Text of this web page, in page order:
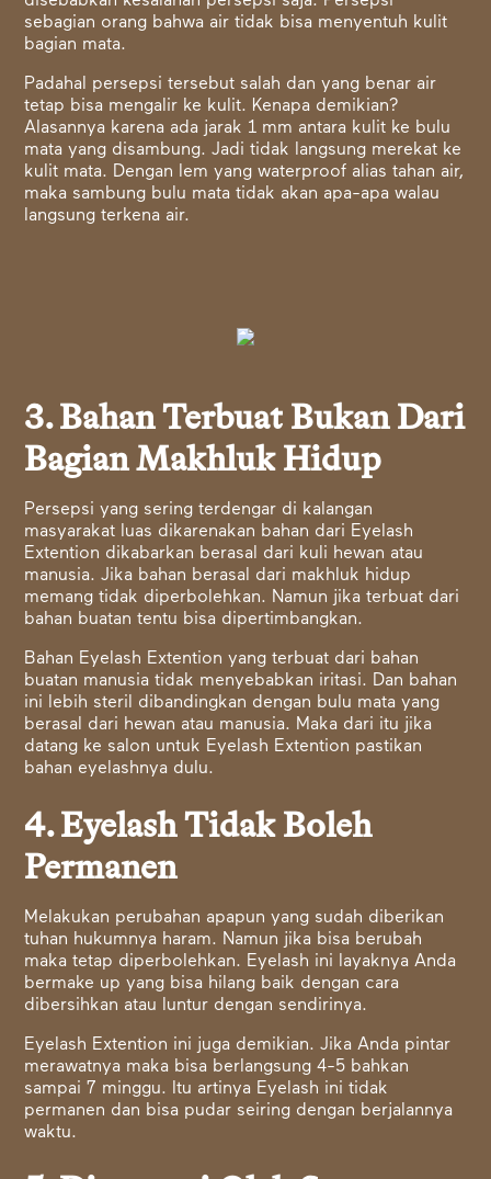
sebagian orang bahwa air tidak bisa menyentuh kulit
bagian mata.
Padahal persepsi tersebut salah dan yang benar air
tetap bisa mengalir ke kulit. Kenapa demikian?
Alasannya karena ada jarak 1 mm antara kulit ke bulu
mata yang disambung. Jadi tidak langsung merekat ke
kulit mata. Dengan lem yang waterproof alias tahan air,
maka sambung bulu mata tidak akan apa-apa walau
langsung terkena air.
3. Bahan Terbuat Bukan Dari
Bagian Makhluk Hidup
Persepsi yang sering terdengar di kalangan
masyarakat luas dikarenakan bahan dari Eyelash
Extention dikabarkan berasal dari kuli hewan atau
manusia. Jika bahan berasal dari makhluk hidup
memang tidak diperbolehkan. Namun jika terbuat dari
bahan buatan tentu bisa dipertimbangkan.
Bahan Eyelash Extention yang terbuat dari bahan
buatan manusia tidak menyebabkan iritasi. Dan bahan
ini lebih steril dibandingkan dengan bulu mata yang
berasal dari hewan atau manusia. Maka dari itu jika
datang ke salon untuk Eyelash Extention pastikan
bahan eyelashnya dulu.
4. Eyelash Tidak Boleh
Permanen
Melakukan perubahan apapun yang sudah diberikan
tuhan hukumnya haram. Namun jika bisa berubah
maka tetap diperbolehkan. Eyelash ini layaknya Anda
bermake up yang bisa hilang baik dengan cara
dibersihkan atau luntur dengan sendirinya.
Eyelash Extention ini juga demikian. Jika Anda pintar
merawatnya maka bisa berlangsung 4-5 bahkan
sampai 7 minggu. Itu artinya Eyelash ini tidak
permanen dan bisa pudar seiring dengan berjalannya
waktu.